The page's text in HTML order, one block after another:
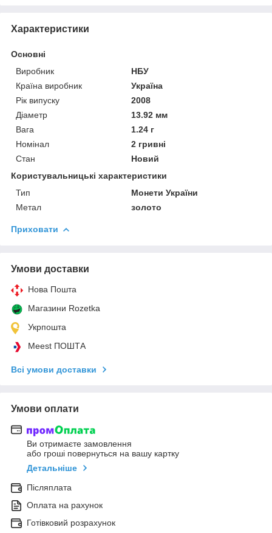
Характеристики
Основні
Виробник
НБУ
Країна виробник
Україна
Рік випуску
2008
Діаметр
13.92 мм
Вага
1.24 г
Номінал
2 гривні
Стан
Новий
Користувальницькі характеристики
Тип
Монети України
Метал
золото
Приховати
Умови доставки
Нова Пошта
Магазини Rozetka
Укрпошта
Meest ПОШТА
Всі умови доставки
Умови оплати
Ви отримаєте замовлення
або гроші повернуться на вашу картку
Детальніше
Післяплата
Оплата на рахунок
Готівковий розрахунок